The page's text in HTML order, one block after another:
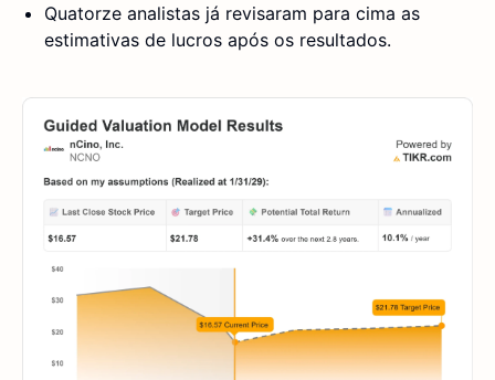
Quatorze analistas já revisaram para cima as
estimativas de lucros após os resultados.